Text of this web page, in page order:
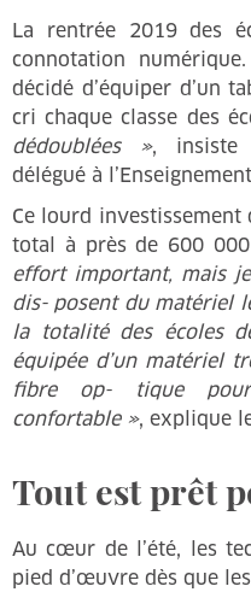
La rentrée 2019 des
connotation
décidé d’équiper d’un
cri chaque classe des
dédoublées », insiste
délégué à
Ce lourd investissement
total à près de 600
effort important, mais
dis- posent du matériel
la totalité des écoles
équipée d’un matériel
fibre op- tique
confortable », explique
Tout est prêt
Au cœur de l’été, les
pied d’œuvre dès que